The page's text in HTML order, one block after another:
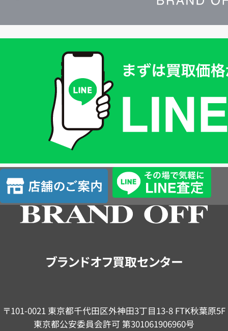
査
定
店
舗
の
ブランドオフ買取センター
〒101-0021 東京都千代田区外神田3丁目13-8 FTK秋葉原5F
東京都公安委員会許可 第301061906960号